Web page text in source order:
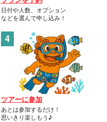
日付や人数、オプション
などを選んで申し込み！
ツアーに参加
あとは参加するだけ！
思いきり楽しもう♪